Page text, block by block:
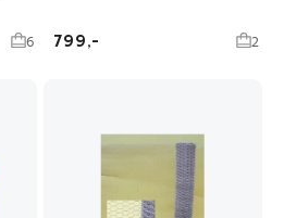
6 799,- 2